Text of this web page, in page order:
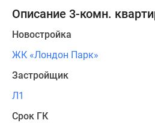
Описание 3-комн.
Новостройка
ЖК «Лондон Парк»
Застройщик
Л1
Срок ГК